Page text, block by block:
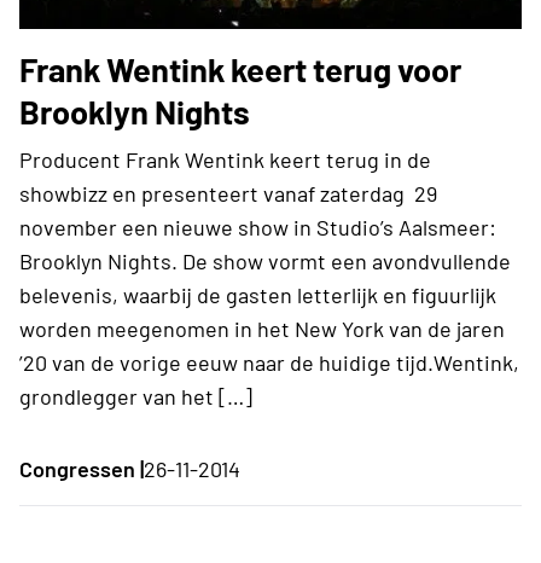
Frank Wentink keert terug voor
Brooklyn Nights
Producent Frank Wentink keert terug in de
showbizz en presenteert vanaf zaterdag 29
november een nieuwe show in Studio’s Aalsmeer:
Brooklyn Nights. De show vormt een avondvullende
belevenis, waarbij de gasten letterlijk en figuurlijk
worden meegenomen in het New York van de jaren
’20 van de vorige eeuw naar de huidige tijd.Wentink,
grondlegger van het […]
Congressen |26-11-2014